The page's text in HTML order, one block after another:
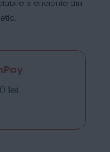
si eficiente din
.
lei.